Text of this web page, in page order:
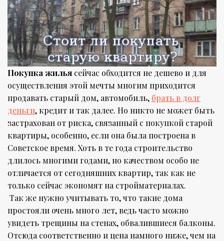
Покупка жилья сейчас обходится не дешево и для
осуществления этой мечты многим приходится
продавать старый дом, автомобиль, брать в долг
деньги, кредит и так далее. Но никто не может быть
застрахован от риска, связанный с покупкой старой
квартиры, особенно, если она была построена в
Советское время. Хоть в те года строительство
длилось многими годами, но качеством особо не
отличается от сегодняшних квартир, так как не
только сейчас экономят на стройматериалах.
Так же нужно учитывать то, что такие дома
простояли очень много лет, ведь часто можно
увидеть трещины на стенах, обвалившиеся балконы.
Отсюда соответственно и цена намного ниже, чем на